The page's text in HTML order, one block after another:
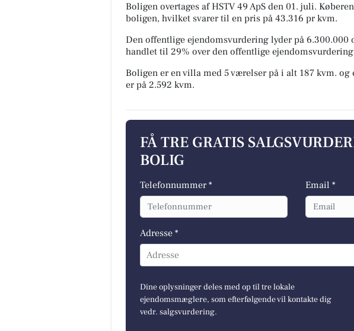
Boligen overtages af HSTV 49 ApS den 01. juli.
boligen, hvilket svarer til en pris på 43.316 pr kvm.
Den offentlige ejendomsvurdering lyder på 6.300.000
handlet til 29% over den offentlige
Boligen er en villa med 5 værelser på i alt 187 kvm. og
er på 2.592 kvm.
FÅ TRE GRATIS
BOLIG
Telefonnummer * Email *
Adresse *
Adresse
Dine oplysninger deles med op til tre lokale
ejendomsmæglere, som efterfølgende vil kontakte dig
vedr. salgsvurdering.